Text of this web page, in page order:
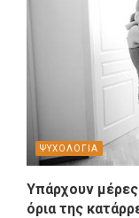
ΨΥΧΟΛΟΓΙΑ
Υπάρχουν
όρια της